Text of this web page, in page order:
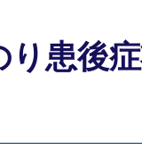
患後